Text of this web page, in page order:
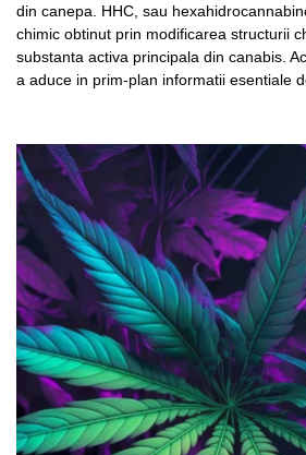
din canepa. HHC, sau
chimic obtinut prin modificarea structurii
substanta activa principala din canabis.
a aduce in prim-plan informatii esentiale